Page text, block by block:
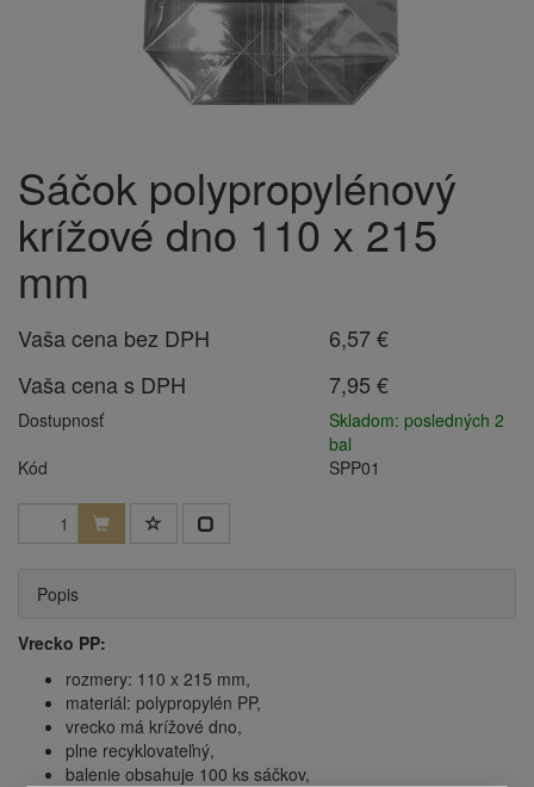
Sáčok polypropylénový
krížové dno 110 x 215
mm
Vaša cena bez DPH
6,57 €
Vaša cena s DPH
7,95 €
Dostupnosť
Skladom: posledných 2
bal
Kód
SPP01
Popis
Vrecko PP:
rozmery: 110 x 215 mm,
materiál: polypropylén PP,
vrecko má krížové dno,
plne recyklovateľný,
balenie obsahuje 100 ks sáčkov,